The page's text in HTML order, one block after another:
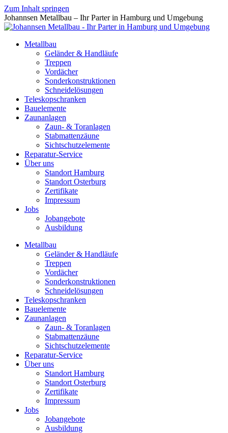
Zum Inhalt springen
Johannsen Metallbau – Ihr Parter in Hamburg und Umgebung
Metallbau
Geländer & Handläufe
Treppen
Vordächer
Sonderkonstruktionen
Schneidelösungen
Teleskopschranken
Bauelemente
Zaunanlagen
Zaun- & Toranlagen
Stabmattenzäune
Sichtschutzelemente
Reparatur-Service
Über uns
Standort Hamburg
Standort Osterburg
Zertifikate
Impressum
Jobs
Jobangebote
Ausbildung
Metallbau
Geländer & Handläufe
Treppen
Vordächer
Sonderkonstruktionen
Schneidelösungen
Teleskopschranken
Bauelemente
Zaunanlagen
Zaun- & Toranlagen
Stabmattenzäune
Sichtschutzelemente
Reparatur-Service
Über uns
Standort Hamburg
Standort Osterburg
Zertifikate
Impressum
Jobs
Jobangebote
Ausbildung